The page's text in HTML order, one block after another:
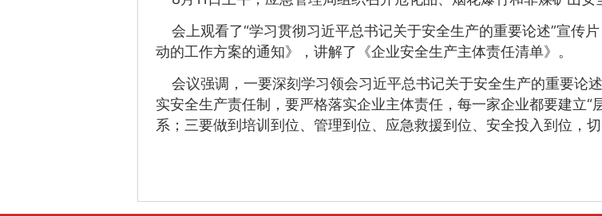
会上观看了“学习贯彻习近平总书记关于安全生产的重要论述”宣传
动的工作方案的通知》， 讲解了《企业安全生产主体责任清单》。
会议强调，一要深刻学习领会习近平总书记关于安全生产的重要论
实安全生产责任制，要严格落实企业主体责任，每一家企业都要建立
系；三要做到培训到位、管理到位、应急救援到位、安全投入到位，